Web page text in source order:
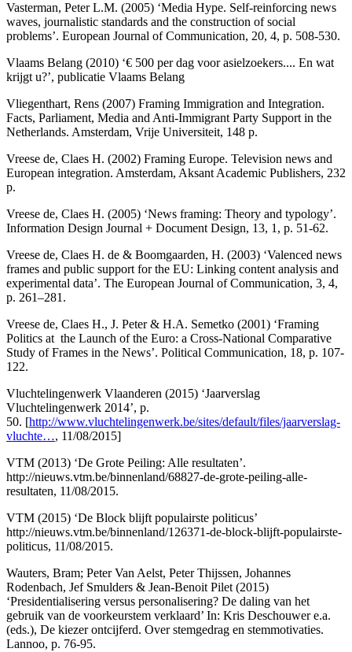
Vasterman, Peter L.M. (2005) ‘Media Hype. Self-reinforcing news
waves, journalistic standards and the construction of social
problems’. European Journal of Communication, 20, 4, p. 508-530.
Vlaams Belang (2010) ‘€ 500 per dag voor asielzoekers.... En wat
krijgt u?’, publicatie Vlaams Belang
Vliegenthart, Rens (2007) Framing Immigration and Integration.
Facts, Parliament, Media and Anti-Immigrant Party Support in the
Netherlands. Amsterdam, Vrije Universiteit, 148 p.
Vreese de, Claes H. (2002) Framing Europe. Television news and
European integration. Amsterdam, Aksant Academic Publishers, 232
p.
Vreese de, Claes H. (2005) ‘News framing: Theory and typology’.
Information Design Journal + Document Design, 13, 1, p. 51-62.
Vreese de, Claes H. de & Boomgaarden, H. (2003) ‘Valenced news
frames and public support for the EU: Linking content analysis and
experimental data’. The European Journal of Communication, 3, 4,
p. 261–281.
Vreese de, Claes H., J. Peter & H.A. Semetko (2001) ‘Framing
Politics at the Launch of the Euro: a Cross-National Comparative
Study of Frames in the News’. Political Communication, 18, p. 107-
122.
Vluchtelingenwerk Vlaanderen (2015) ‘Jaarverslag
Vluchtelingenwerk 2014’, p.
50. [http://www.vluchtelingenwerk.be/sites/default/files/jaarverslag-
vluchte…, 11/08/2015]
VTM (2013) ‘De Grote Peiling: Alle resultaten’.
http://nieuws.vtm.be/binnenland/68827-de-grote-peiling-alle-
resultaten, 11/08/2015.
VTM (2015) ‘De Block blijft populairste politicus’
http://nieuws.vtm.be/binnenland/126371-de-block-blijft-populairste-
politicus, 11/08/2015.
Wauters, Bram; Peter Van Aelst, Peter Thijssen, Johannes
Rodenbach, Jef Smulders & Jean-Benoit Pilet (2015)
‘Presidentialisering versus personalisering? De daling van het
gebruik van de voorkeurstem verklaard’ In: Kris Deschouwer e.a.
(eds.), De kiezer ontcijferd. Over stemgedrag en stemmotivaties.
Lannoo, p. 76-95.